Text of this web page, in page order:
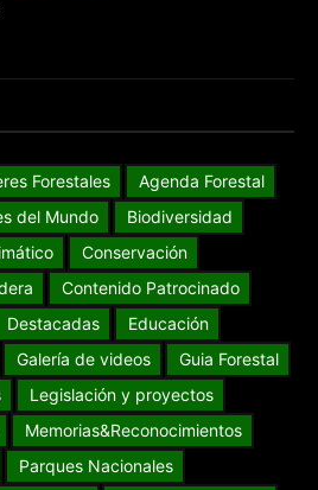
Forestales
Agenda Forestal
del Mundo
Biodiversidad
Conservación
Contenido Patrocinado
Destacadas
Educación
Galería de videos
Guia Forestal
Legislación y proyectos
Memorias&Reconocimientos
Parques Nacionales